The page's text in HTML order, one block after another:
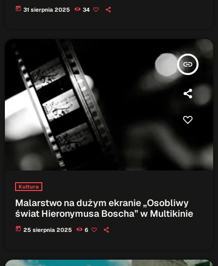
today 31 sierpnia 2025 34
insert_link
Kultura
Malarstwo na dużym ekranie „Osobliwy
świat Hieronymusa Boscha” w Multikinie
today 25 sierpnia 2025 6